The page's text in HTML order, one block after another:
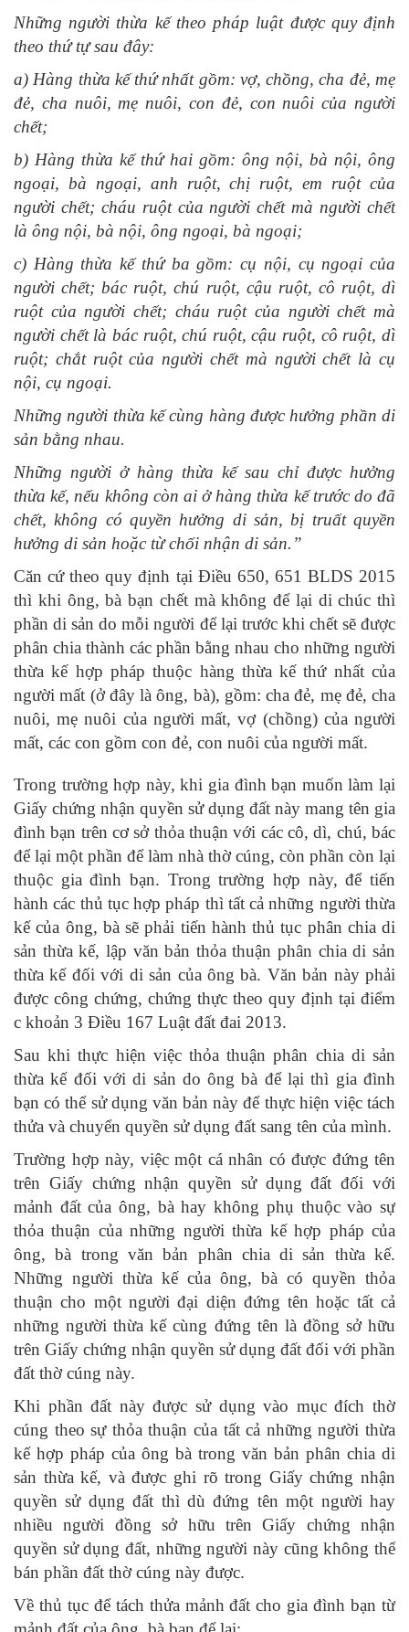
Những người thừa kế theo pháp luật được quy định
theo thứ tự sau đây:
a) Hàng thừa kế thứ nhất gồm: vợ, chồng, cha đẻ, mẹ
đẻ, cha nuôi, mẹ nuôi, con đẻ, con nuôi của người
chết;
b) Hàng thừa kế thứ hai gồm: ông nội, bà nội, ông
ngoại, bà ngoại, anh ruột, chị ruột, em ruột của
người chết; cháu ruột của người chết mà người chết
là ông nội, bà nội, ông ngoại, bà ngoại;
c) Hàng thừa kế thứ ba gồm: cụ nội, cụ ngoại của
người chết; bác ruột, chú ruột, cậu ruột, cô ruột, dì
ruột của người chết; cháu ruột của người chết mà
người chết là bác ruột, chú ruột, cậu ruột, cô ruột, dì
ruột; chắt ruột của người chết mà người chết là cụ
nội, cụ ngoại.
Những người thừa kế cùng hàng được hưởng phần di
sản bằng nhau.
Những người ở hàng thừa kế sau chỉ được hưởng
thừa kế, nếu không còn ai ở hàng thừa kế trước do đã
chết, không có quyền hưởng di sản, bị truất quyền
hưởng di sản hoặc từ chối nhận di sản.”
Căn cứ theo quy định tại Điều 650, 651 BLDS 2015
thì khi ông, bà bạn chết mà không để lại di chúc thì
phần di sản do mỗi người để lại trước khi chết sẽ được
phân chia thành các phần bằng nhau cho những người
thừa kế hợp pháp thuộc hàng thừa kế thứ nhất của
người mất (ở đây là ông, bà), gồm: cha đẻ, mẹ đẻ, cha
nuôi, mẹ nuôi của người mất, vợ (chồng) của người
mất, các con gồm con đẻ, con nuôi của người mất.
Trong trường hợp này, khi gia đình bạn muốn làm lại
Giấy chứng nhận quyền sử dụng đất này mang tên gia
đình bạn trên cơ sở thỏa thuận với các cô, dì, chú, bác
để lại một phần để làm nhà thờ cúng, còn phần còn lại
thuộc gia đình bạn. Trong trường hợp này, để tiến
hành các thủ tục hợp pháp thì tất cả những người thừa
kế của ông, bà sẽ phải tiến hành thủ tục phân chia di
sản thừa kế, lập văn bản thỏa thuận phân chia di sản
thừa kế đối với di sản của ông bà. Văn bản này phải
được công chứng, chứng thực theo quy định tại điểm
c khoản 3 Điều 167 Luật đất đai 2013.
Sau khi thực hiện việc thỏa thuận phân chia di sản
thừa kế đối với di sản do ông bà để lại thì gia đình
bạn có thể sử dụng văn bản này để thực hiện việc tách
thửa và chuyển quyền sử dụng đất sang tên của mình.
Trường hợp này, việc một cá nhân có được đứng tên
trên Giấy chứng nhận quyền sử dụng đất đối với
mảnh đất của ông, bà hay không phụ thuộc vào sự
thỏa thuận của những người thừa kế hợp pháp của
ông, bà trong văn bản phân chia di sản thừa kế.
Những người thừa kế của ông, bà có quyền thỏa
thuận cho một người đại diện đứng tên hoặc tất cả
những người thừa kế cùng đứng tên là đồng sở hữu
trên Giấy chứng nhận quyền sử dụng đất đối với phần
đất thờ cúng này.
Khi phần đất này được sử dụng vào mục đích thờ
cúng theo sự thỏa thuận của tất cả những người thừa
kế hợp pháp của ông bà trong văn bản phân chia di
sản thừa kế, và được ghi rõ trong Giấy chứng nhận
quyền sử dụng đất thì dù đứng tên một người hay
nhiều người đồng sở hữu trên Giấy chứng nhận
quyền sử dụng đất, những người này cũng không thể
bán phần đất thờ cúng này được.
Về thủ tục để tách thửa mảnh đất cho gia đình bạn từ